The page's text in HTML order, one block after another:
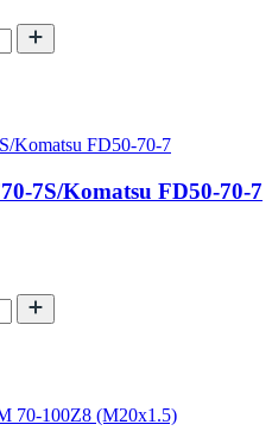
7S/Komatsu FD50-70-7